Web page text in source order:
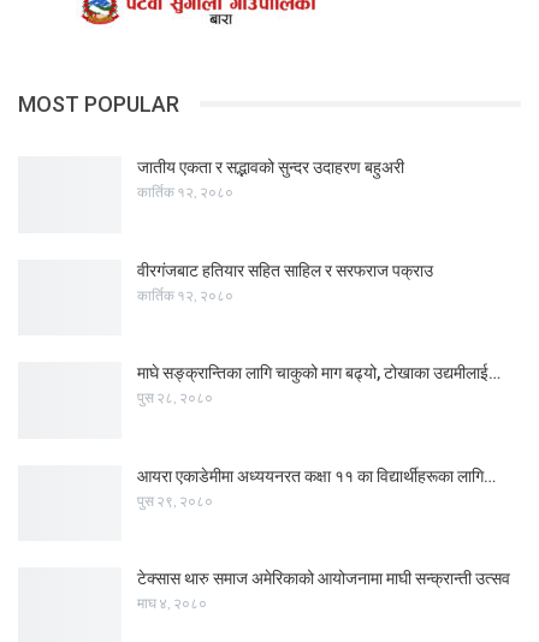
MOST POPULAR
जातीय एकता र सद्भावको सुन्दर उदाहरण बहुअरी
कार्तिक १२, २०८०
वीरगंजबाट हतियार सहित साहिल र सरफराज पक्राउ
कार्तिक १२, २०८०
माघे सङ्क्रान्तिका लागि चाकुको माग बढ्यो, टोखाका उद्यमीलाई…
पुस २८, २०८०
आयरा एकाडेमीमा अध्ययनरत कक्षा ११ का विद्यार्थीहरूका लागि…
पुस २९, २०८०
टेक्सास थारु समाज अमेरिकाको आयोजनामा माघी सन्क्रान्ती उत्सव
माघ ४, २०८०